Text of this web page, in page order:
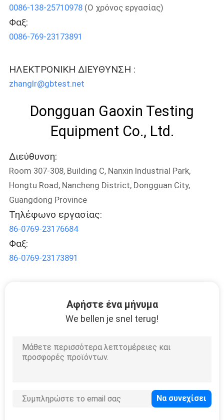
ΜΑΣ
ΕΛΆΤΕ
ΣΕ
ΕΠΑΦΉ
ΜΕ
ΕΙΔΉΣΕΙΣ
ΈΝΑ
ΑΠΌΣΠΑΣΜΑ
SITEMAP
PRIVACY
POLICY
0086-138-25710978(Ο χρόνος εργασίας)
Φαξ:
0086-769-23173891
ΗΛΕΚΤΡΟΝΙΚΗ ΔΙΕΥΘΥΝΣΗ :
zhanglr@gbtest.net
Dongguan Gaoxin Testing
Equipment Co., Ltd.
Διεύθυνση:
Room 307-308, Building C, Nanxin Industrial Park,
Hongtu Road, Nancheng District, Dongguan City,
Guangdong Province
Τηλέφωνο εργασίας:
86-0769-23176684
Φαξ:
86-0769-23173891
Αφήστε ένα μήνυμα
We bellen je snel terug!